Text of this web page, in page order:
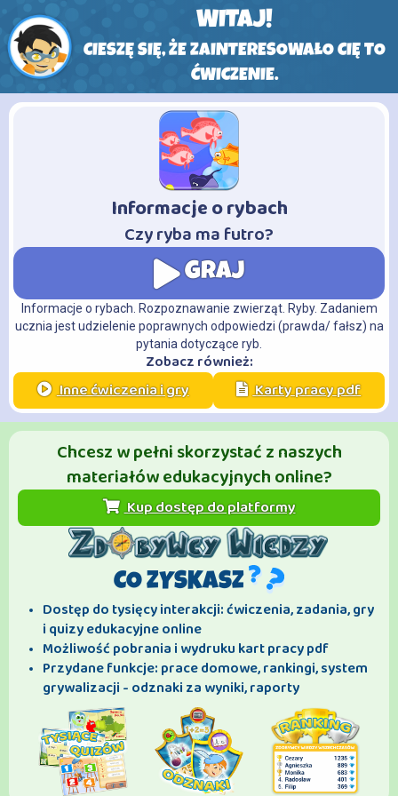
WITAJ!
CIESZĘ SIĘ, ŻE ZAINTERESOWAŁO CIĘ TO
ĆWICZENIE.
Informacje o rybach
-Czy ryba ma futro?
GRAJ
Informacje o rybach. Rozpoznawanie zwierząt. Ryby. Zadaniem
ucznia jest udzielenie poprawnych odpowiedzi (prawda/ fałsz) na
pytania dotyczące ryb.
Zobacz również:
Inne ćwiczenia i gry Karty pracy pdf
Chcesz w pełni skorzystać z naszych
materiałów edukacyjnych online?
Kup dostęp do platformy
CO ZYSKASZ
Dostęp do tysięcy interakcji: ćwiczenia, zadania, gry
i quizy edukacyjne online
Możliwość pobrania i wydruku kart pracy pdf
Przydane funkcje: prace domowe, rankingi, system
grywalizacji - odznaki za wyniki, raporty